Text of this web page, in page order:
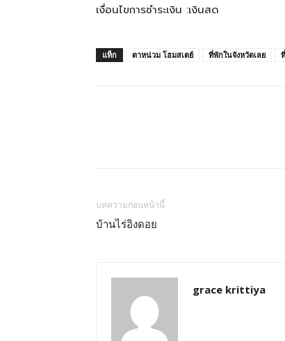
เงื่อนไขการชำระเงิน :เงินสด
แท็ก ตาหน่วม โฮมสเตย์ ที่พักในจังหวัดเลย
บทความก่อนหน้านี้
บ้านไร่อิงดอย
grace krittiya